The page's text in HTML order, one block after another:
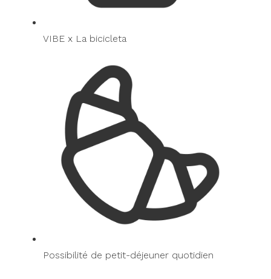
VIBE x La bicicleta
Possibilité de petit-déjeuner quotidien